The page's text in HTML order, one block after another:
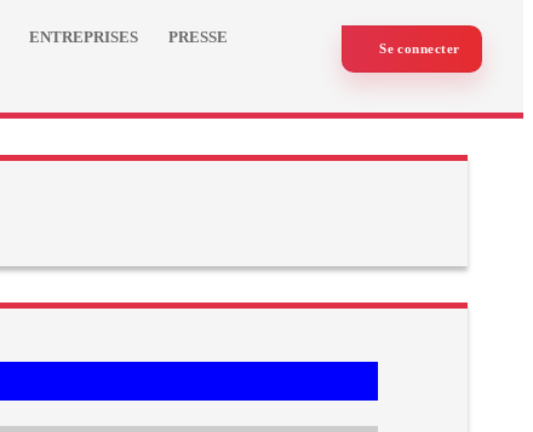
ENTREPRISES
PRESSE
Se connecter